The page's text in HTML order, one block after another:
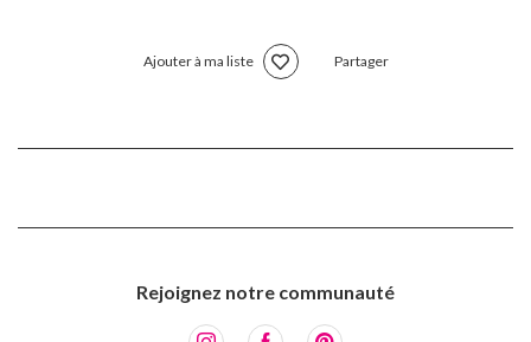
Ajouter à ma liste Partager
Rejoignez notre communauté